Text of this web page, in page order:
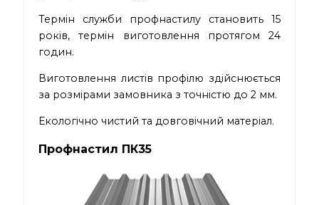
Термін служби профнастилу становить 15
років, термін виготовлення протягом 24
годин.
Виготовлення листів профілю здійснюється
за розмірами замовника з точністю до 2 мм.
Екологічно чистий та довговічний матеріал.
Профнастил ПК35